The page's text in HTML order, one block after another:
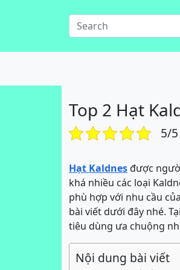
Top 2 Hạt
5/
Hạt Kaldnesđược
khá nhiều các loại
phù hợp với nhu cầu
bài viết dưới đây nhé.
tiêu dùng ưa chuộng
Nội dung bài viết